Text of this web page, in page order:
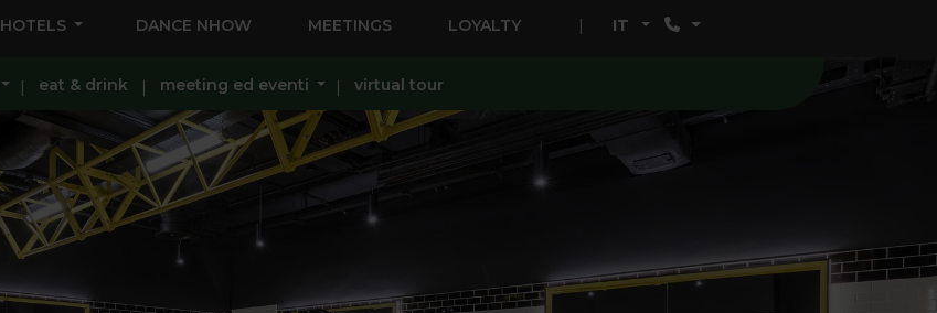
HOTELS DANCE NHOW MEETINGS LOYALTY IT
eat & drink meeting ed eventi virtual tour